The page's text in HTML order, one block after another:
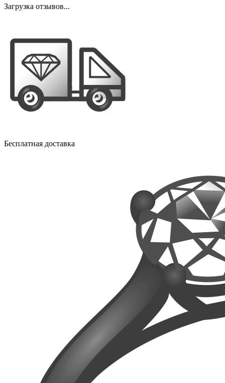
Загрузка отзывов...
Бесплатная доставка